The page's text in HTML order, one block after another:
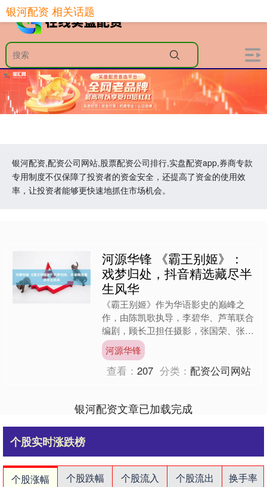
银河配资,配资公司网站,股票配资公司排行,实盘配资app,券商专款
专用制度不仅保障了投资者的资金安全，还提高了资金的使用效
率，让投资者能够更快速地抓住市场机会。
银河配资 相关话题
河源华锋 《霸王别姬》：
戏梦归处，抖音精选藏尽半
生风华
《霸王别姬》作为华语影史的巅峰之
作，由陈凯歌执导，李碧华、芦苇联合
编剧，顾长卫担任摄影，张国荣、张丰
毅、巩俐领衔主演，于1993年1月1日
在中国香港首映，199....
河源华锋
查看：207 分类：配资公司网站
银河配资文章已加载完成
个股实时涨跌榜
个股涨幅 个股跌幅 个股流入 个股流出
换手率